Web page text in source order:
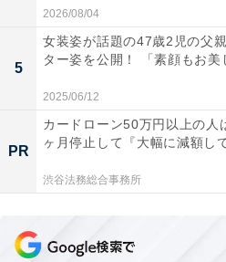
2026/08/04
5
女装姿が話題の47歳2児の父
ター姿を公開！ 「素顔もお美
2025/06/12
PR
カードローン50万円以上の人
ヶ月停止して『大幅に減額し
渋谷法務総合事務所